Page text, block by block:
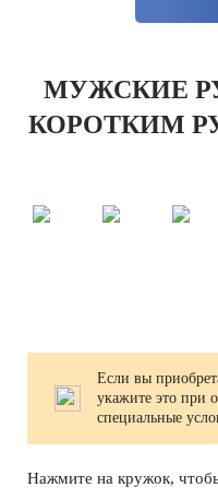
МУЖСКИЕ
КОРОТКИМ
Если вы
укажите это при
специальные
Нажмите на кружок,